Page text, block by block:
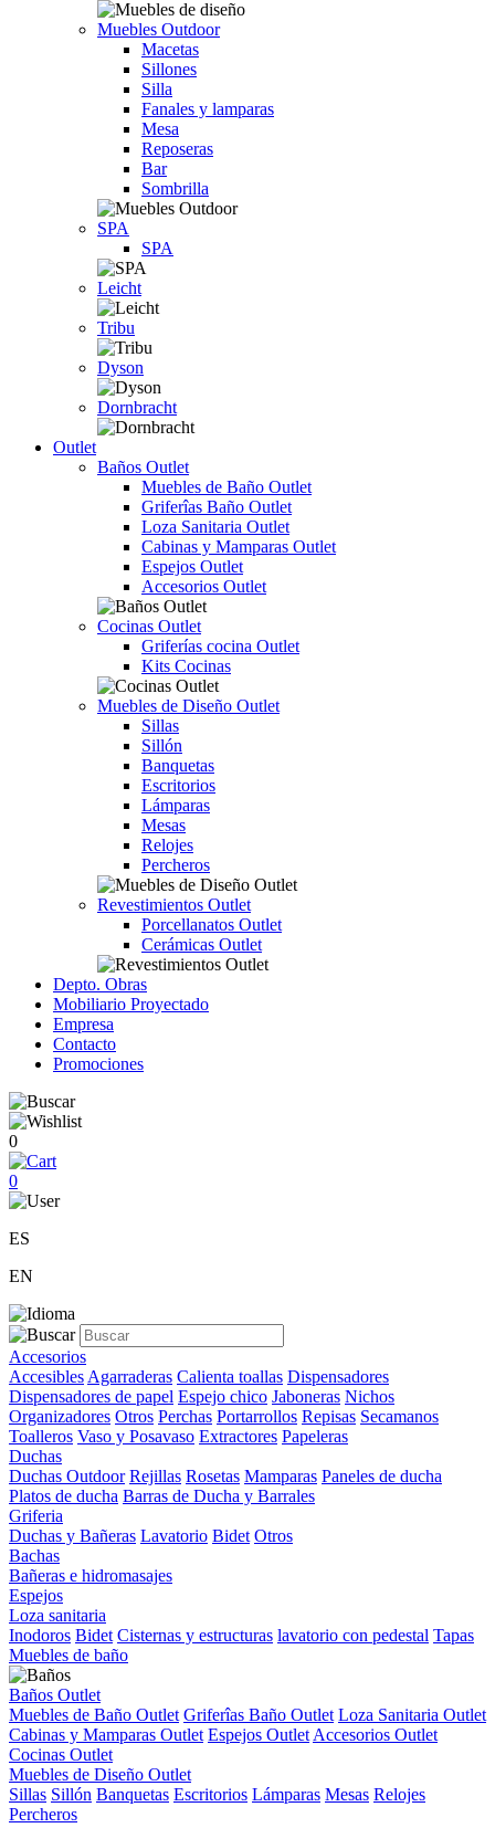
Muebles Outdoor
Macetas
Sillones
Silla
Fanales y lamparas
Mesa
Reposeras
Bar
Sombrilla
SPA
SPA
Leicht
Tribu
Dyson
Dornbracht
Outlet
Baños Outlet
Muebles de Baño Outlet
Griferîas Baño Outlet
Loza Sanitaria Outlet
Cabinas y Mamparas Outlet
Espejos Outlet
Accesorios Outlet
Cocinas Outlet
Griferías cocina Outlet
Kits Cocinas
Muebles de Diseño Outlet
Sillas
Sillón
Banquetas
Escritorios
Lámparas
Mesas
Relojes
Percheros
Revestimientos Outlet
Porcellanatos Outlet
Cerámicas Outlet
Depto. Obras
Mobiliario Proyectado
Empresa
Contacto
Promociones
0
0
ES
EN
Accesorios
Accesibles Agarraderas Calienta toallas Dispensadores
Dispensadores de papel Espejo chico Jaboneras Nichos
Organizadores Otros Perchas Portarrollos Repisas Secamanos
Toalleros Vaso y Posavaso Extractores Papeleras
Duchas
Duchas Outdoor Rejillas Rosetas Mamparas Paneles de ducha
Platos de ducha Barras de Ducha y Barrales
Griferia
Duchas y Bañeras Lavatorio Bidet Otros
Bachas
Bañeras e hidromasajes
Espejos
Loza sanitaria
Inodoros Bidet Cisternas y estructuras lavatorio con pedestal Tapas
Muebles de baño
Baños Outlet
Muebles de Baño Outlet Griferîas Baño Outlet Loza Sanitaria Outlet
Cabinas y Mamparas Outlet Espejos Outlet Accesorios Outlet
Cocinas Outlet
Muebles de Diseño Outlet
Sillas Sillón Banquetas Escritorios Lámparas Mesas Relojes
Percheros